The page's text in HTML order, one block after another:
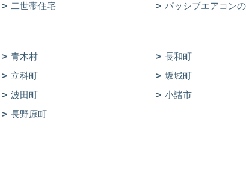
二世帯住宅 パッシブエアコン
青木村 長和町
立科町 坂城町
波田町 小諸市
長野原町